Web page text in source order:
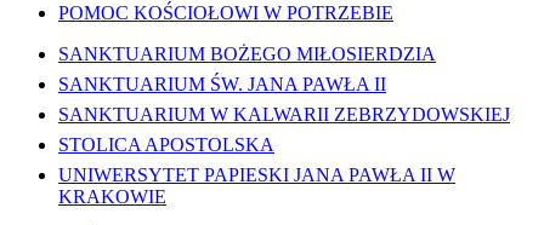
POMOC KOŚCIOŁOWI W POTRZEBIE
SANKTUARIUM BOŻEGO MIŁOSIERDZIA
SANKTUARIUM ŚW. JANA PAWŁA II
SANKTUARIUM W KALWARII ZEBRZYDOWSKIEJ
STOLICA APOSTOLSKA
UNIWERSYTET PAPIESKI JANA PAWŁA II W
KRAKOWIE